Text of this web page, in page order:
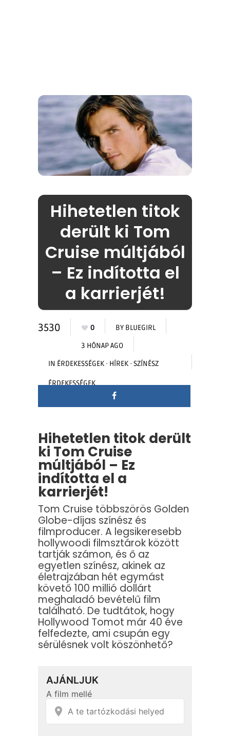
Hihetetlen titok
derült ki Tom
Cruise múltjából
– Ez indította el
a karrierjét!
3530 0 BY BLUEGIRL
3 HÓNAP AGO
IN ÉRDEKESSÉGEK · HÍREK · SZÍNÉSZ
ÉRDEKESSÉGEK
Hihetetlen titok derült
ki Tom Cruise
múltjából – Ez
indította el a
karrierjét!
Tom Cruise többszörös Golden
Globe-díjas színész és
filmproducer. A legsikeresebb
hollywoodi filmsztárok között
tartják számon, és ő az
egyetlen színész, akinek az
életrajzában hét egymást
követő 100 millió dollárt
meghaladó bevételű film
található. De tudtátok, hogy
Hollywood Tomot már 40 éve
felfedezte, ami csupán egy
sérülésnek volt köszönhető?